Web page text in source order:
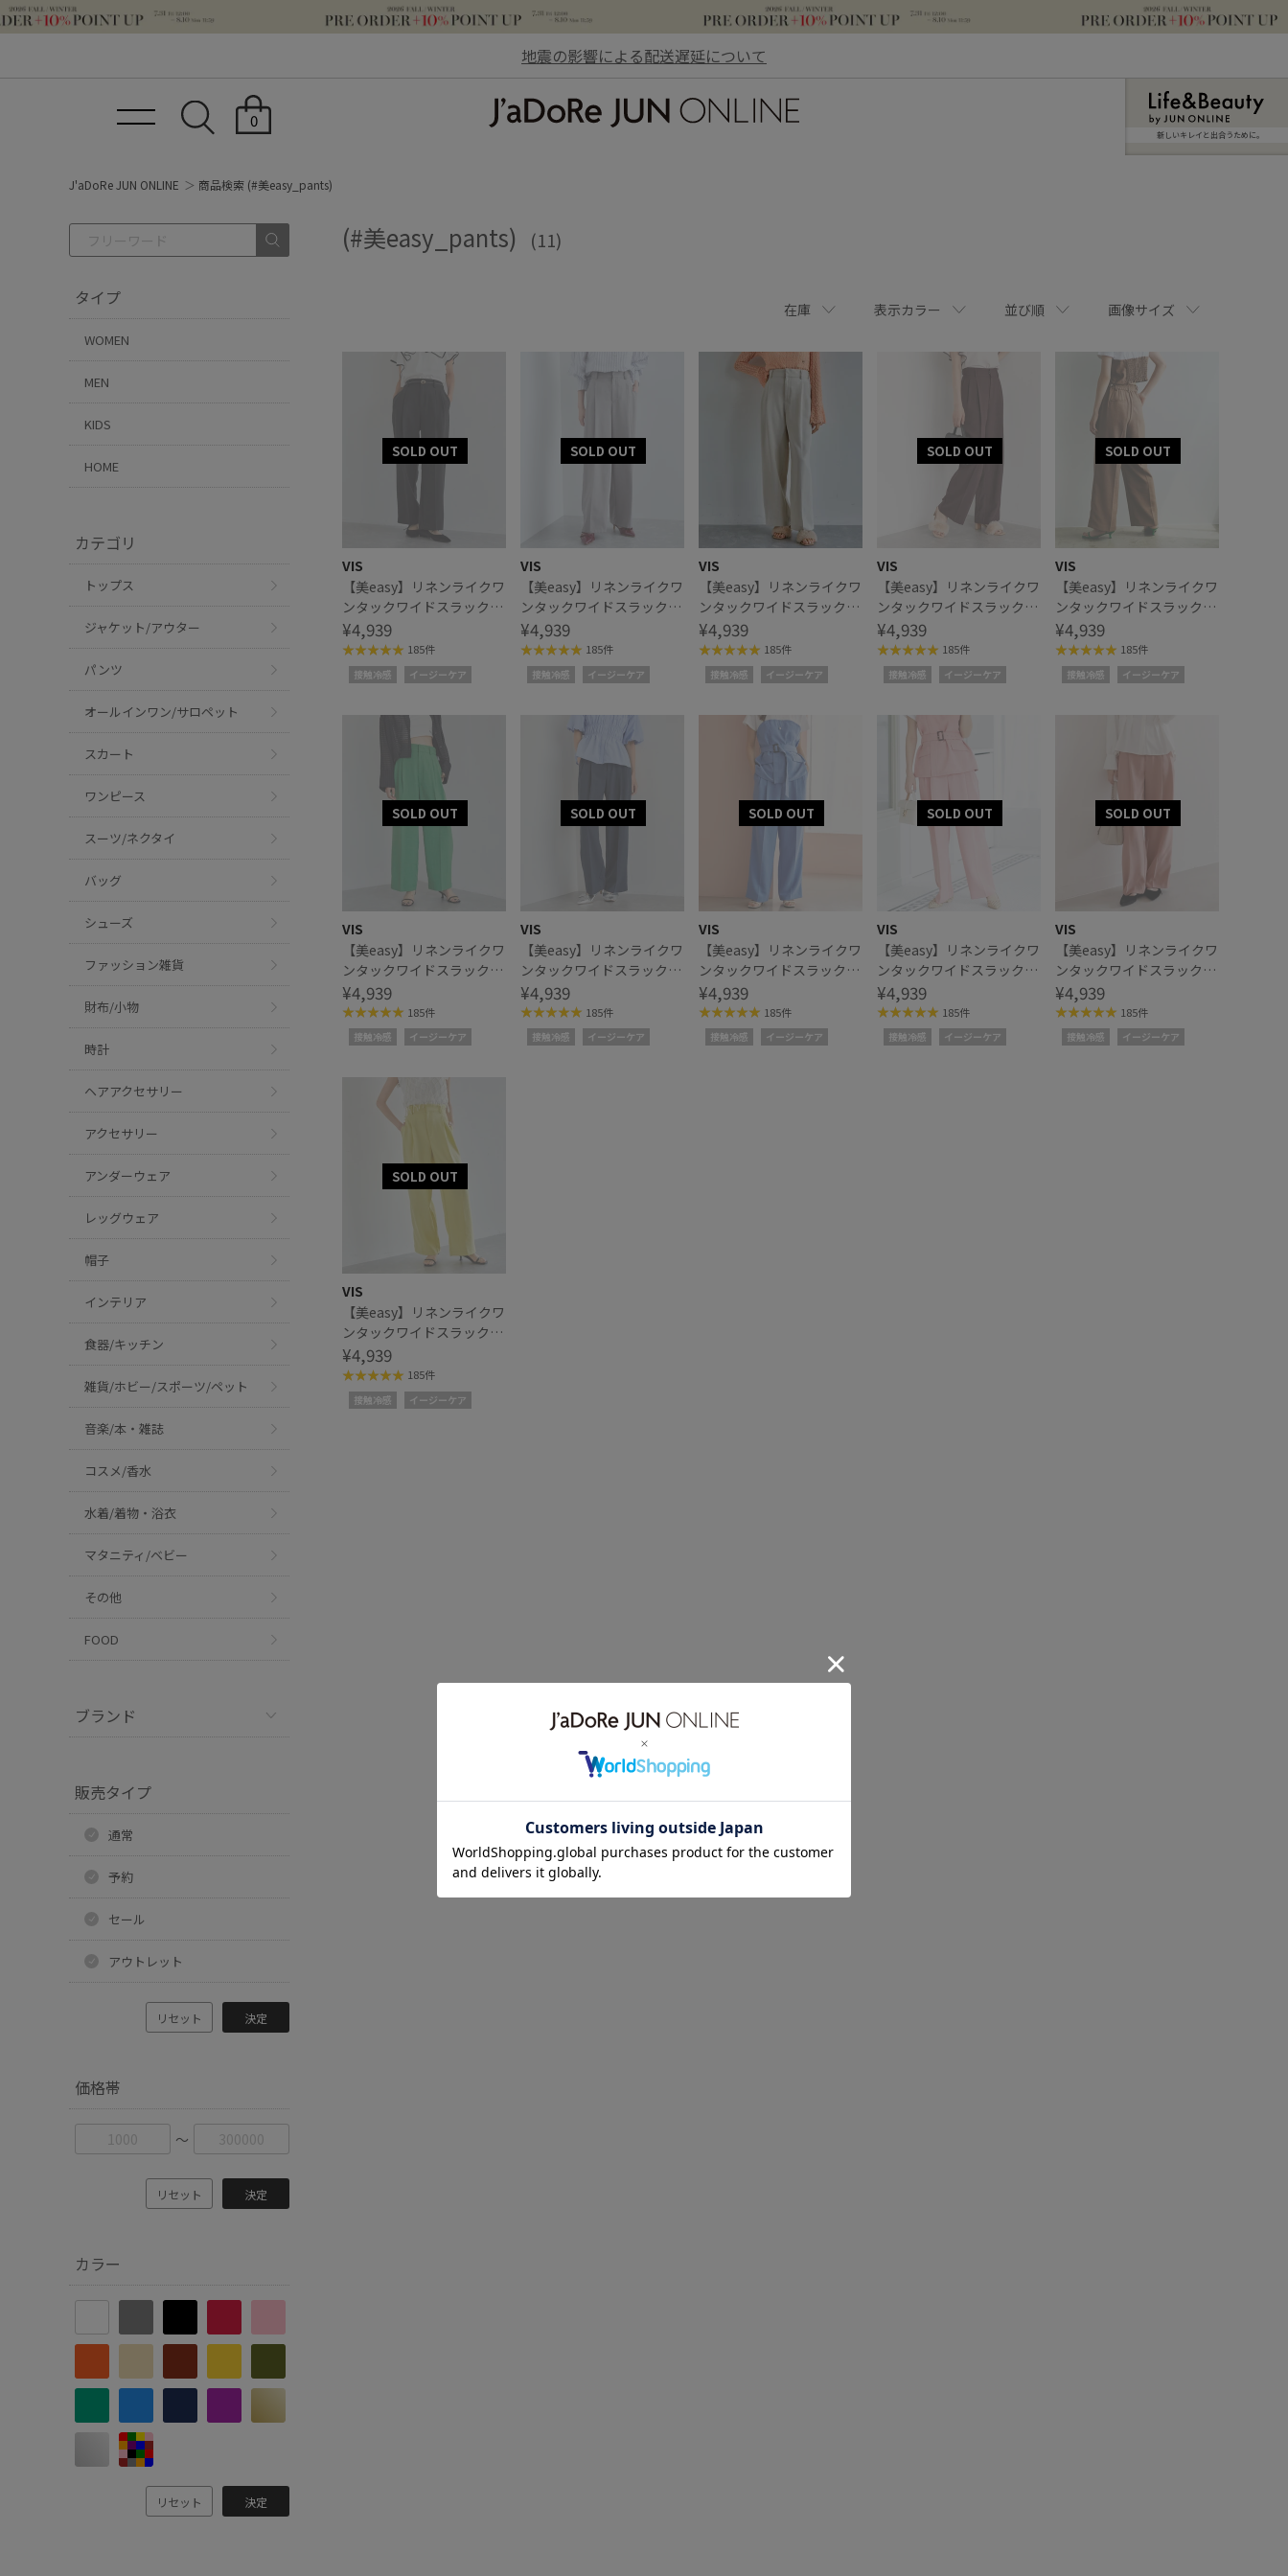
地震の影響による配送遅延について
0
新しいキレイと出合うために。
J'aDoRe JUN ONLINE 商品検索 (#美easy_pants)
タイプ
WOMEN
MEN
KIDS
HOME
カテゴリ
トップス
ジャケット/アウター
パンツ
オールインワン/サロペット
スカート
ワンピース
スーツ/ネクタイ
バッグ
シューズ
ファッション雑貨
財布/小物
時計
ヘアアクセサリー
アクセサリー
アンダーウェア
レッグウェア
帽子
インテリア
食器/キッチン
雑貨/ホビー/スポーツ/ペット
音楽/本・雑誌
コスメ/香水
水着/着物・浴衣
マタニティ/ベビー
その他
FOOD
ブランド
販売タイプ
通常
予約
セール
アウトレット
リセット 決定
価格帯
〜
リセット 決定
カラー
リセット 決定
(#美easy_pants) (11)
在庫 表示カラー 並び順 画像サイズ
VIS
【美easy】リネンライクワ
ンタックワイドスラックス
パンツ
¥4,939
185件
接触冷感 イージーケア
VIS
【美easy】リネンライクワ
ンタックワイドスラックス
パンツ
¥4,939
185件
接触冷感 イージーケア
VIS
【美easy】リネンライクワ
ンタックワイドスラックス
パンツ
¥4,939
185件
接触冷感 イージーケア
VIS
【美easy】リネンライクワ
ンタックワイドスラックス
パンツ
¥4,939
185件
接触冷感 イージーケア
VIS
【美easy】リネンライクワ
ンタックワイドスラックス
パンツ
¥4,939
185件
接触冷感 イージーケア
VIS
【美easy】リネンライクワ
ンタックワイドスラックス
パンツ
¥4,939
185件
接触冷感 イージーケア
VIS
【美easy】リネンライクワ
ンタックワイドスラックス
パンツ
¥4,939
185件
接触冷感 イージーケア
VIS
【美easy】リネンライクワ
ンタックワイドスラックス
パンツ
¥4,939
185件
接触冷感 イージーケア
VIS
【美easy】リネンライクワ
ンタックワイドスラックス
パンツ
¥4,939
185件
接触冷感 イージーケア
VIS
【美easy】リネンライクワ
ンタックワイドスラックス
パンツ
¥4,939
185件
接触冷感 イージーケア
VIS
【美easy】リネンライクワ
ンタックワイドスラックス
パンツ
¥4,939
185件
接触冷感 イージーケア